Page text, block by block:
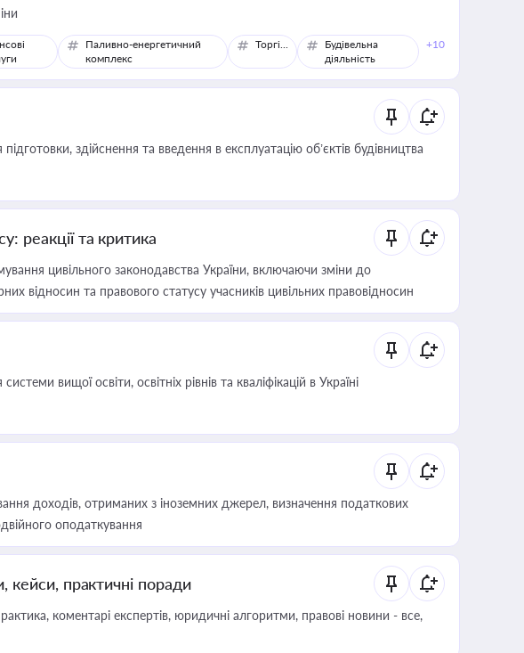
Паливно-енергетичний
комплекс
Торгівля
Будівельна
діяльність
+10
здійснення та введення в експлуатацію об’єктів будівництва
реакції та критика
цивільного законодавства України, включаючи зміни до
відносин та правового статусу учасників цивільних правовідносин
вищої освіти, освітніх рівнів та кваліфікацій в Україні
доходів, отриманих з іноземних джерел, визначення податкових
оподаткування
кейси, практичні поради
коментарі експертів, юридичні алгоритми, правові новини - все,